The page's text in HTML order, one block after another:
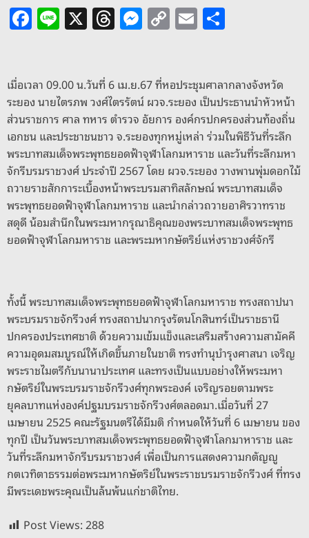
F
a
e
b
o
o
k
Li
n
X T
h
a
d
s
M
e
e
n
g
er
C
o
y
Li
n
k
E
m
l e
เมื่อเวลา 09.00 น.วันที่ 6 เม.ย.67 ที่หอประชุมศาลากลางจังหวัด
ระยอง นายไตรภพ วงศ์ไตรรัตน์ ผวจ.ระยอง เป็นประธานนำหัวหน้า
ส่วนราชการ ศาล ทหาร ตำรวจ อัยการ องค์กรปกครองส่วนท้องถิ่น
เอกชน และประชาชนชาว จ.ระยองทุกหมู่เหล่า ร่วมในพิธีวันที่ระลึก
พระบาทสมเด็จพระพุทธยอดฟ้าจุฬาโลกมหาราช และวันที่ระลึกมหา
จักรีบรมราชวงศ์ ประจำปี 2567 โดย ผวจ.ระยอง วางพานพุ่มดอกไม้
ถวายราชสักการะเบื้องหน้าพระบรมสาทิสลักษณ์ พระบาทสมเด็จ
พระพุทธยอดฟ้าจุฬาโลกมหาราช และนำกล่าวถวายอาศิรวาทราช
สดุดี น้อมสำนึกในพระมหากรุณาธิคุณของพระบาทสมเด็จพระพุทธ
ยอดฟ้าจุฬาโลกมหาราช และพระมหากษัตริย์แห่งราชวงศ์จักรี
ทั้งนี้ พระบาทสมเด็จพระพุทธยอดฟ้าจุฬาโลกมหาราช ทรงสถาปนา
พระบรมราชจักรีวงศ์ ทรงสถาปนากรุงรัตนโกสินทร์เป็นราชธานี
ปกครองประเทศชาติ ด้วยความเข้มแข็งและเสริมสร้างความสามัคคี
ความอุดมสมบูรณ์ให้เกิดขึ้นภายในชาติ ทรงทำนุบำรุงศาสนา เจริญ
พระราชไมตรีกับนานาประเทศ และทรงเป็นแบบอย่างให้พระมหา
กษัตริย์ในพระบรมราชจักรีวงศ์ทุกพระองค์ เจริญรอยตามพระ
ยุคลบาทแห่งองค์ปฐมบรมราชจักรีวงศ์ตลอดมา.เมื่อวันที่ 27
เมษายน 2525 คณะรัฐมนตรีได้มีมติ กำหนดให้วันที่ 6 เมษายน ของ
ทุกปี เป็นวันพระบาทสมเด็จพระพุทธยอดฟ้าจุฬาโลกมาหาราช และ
วันที่ระลึกมหาจักรีบรมราชวงศ์ เพื่อเป็นการแสดงความกตัญญู
กตเวทิตาธรรมต่อพระมหากษัตริย์ในพระราชบรมราชจักรีวงศ์ ที่ทรง
มีพระเดชพระคุณเป็นล้นพ้นแก่ชาติไทย.
Post Views:288